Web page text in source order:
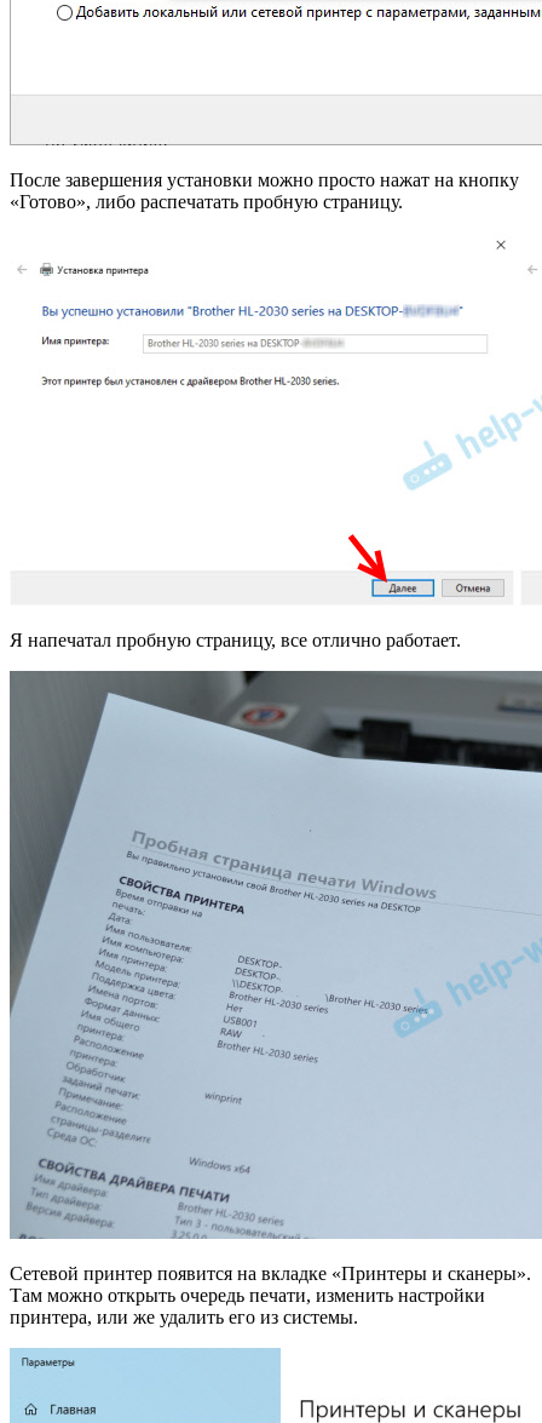
После завершения установки можно просто нажат на кнопку
«Готово», либо распечатать пробную страницу.
Я напечатал пробную страницу, все отлично работает.
Сетевой принтер появится на вкладке «Принтеры и сканеры».
Там можно открыть очередь печати, изменить настройки
принтера, или же удалить его из системы.